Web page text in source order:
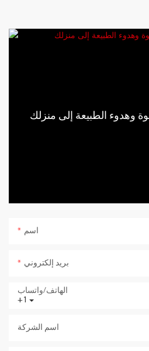
اسم
بريد إلكتروني
+1
الهاتف/واتساب
اسم الشركة